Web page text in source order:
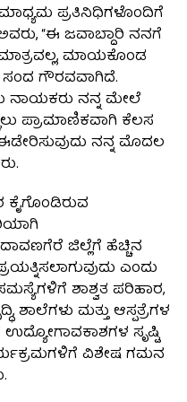
ಪ್ರತಿನಿಧಿಗಳೊಂದಿಗೆ
“ಈ ಜವಾಬ್ದಾರಿ ನನಗೆ
ಮಾಯಕೊಂಡ
ಸಂದ ಗೌರವವಾಗಿದೆ.
ನಾಯಕರು ನನ್ನ ಮೇಲೆ
ಪ್ರಾಮಾಣಿಕವಾಗಿ ಕೆಲಸ
ನನ್ನ ಮೊದಲ
ಕೈಗೊಂಡಿರುವ
ಜಿಲ್ಲೆಗೆ ಹೆಚ್ಚಿನ
ಎಂದು
ಶಾಶ್ವತ ಪರಿಹಾರ,
ಮತ್ತು ಆಸ್ಪತ್ರೆಗಳ
ಸೃಷ್ಟಿ
ವಿಶೇಷ ಗಮನ